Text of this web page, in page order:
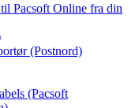
Pacsoft Online fra din
(Postnord)
(Pacsoft